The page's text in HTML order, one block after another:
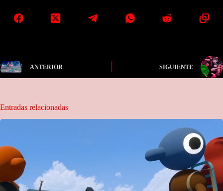
ANTERIOR SIGUIENTE
Entradas relacionadas